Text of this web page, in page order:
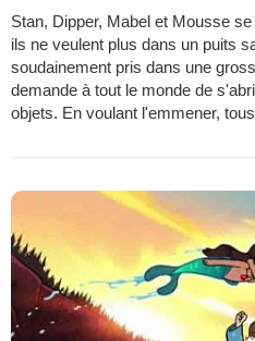
Stan, Dipper, Mabel et Mousse
ils ne veulent plus dans un puits
soudainement pris dans une
demande à tout le monde de
objets. En voulant l'emmener,